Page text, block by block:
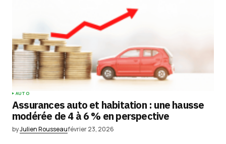
AUTO
Assurances auto et habitation : une hausse
modérée de 4 à 6 % en perspective
byJulien Rousseaufévrier 23, 2026